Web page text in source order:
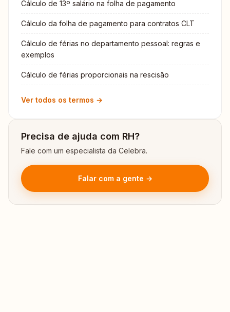
Cálculo de 13º salário na folha de pagamento
Cálculo da folha de pagamento para contratos CLT
Cálculo de férias no departamento pessoal: regras e
exemplos
Cálculo de férias proporcionais na rescisão
Ver todos os termos →
Precisa de ajuda com RH?
Fale com um especialista da Celebra.
Falar com a gente →